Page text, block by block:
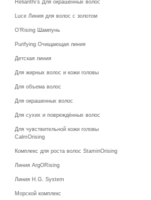
Helianthi's Для окрашенных волос
Luce Линия для волос с золотом
O’Rising Шампунь
Purifying Очищающая линия
Детская линия
Для жирных волос и кожи головы
Для объема волос
Для окрашенных волос
Для сухих и повреждённых волос
Для чувствительной кожи головы
CalmOrising
Комплекс для роста волос StaminOrising
Линия ArgORising
Линия H.G. System
Морской комплекс